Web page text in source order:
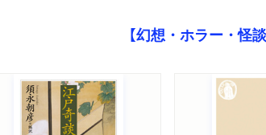
【幻想・ホラー・